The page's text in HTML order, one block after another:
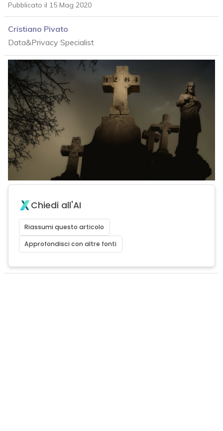
Pubblicato il 15 Mag 2020
Cristiano Pivato
Data&Privacy Specialist
Chiedi all'AI
Riassumi questo articolo
Approfondisci con altre fonti